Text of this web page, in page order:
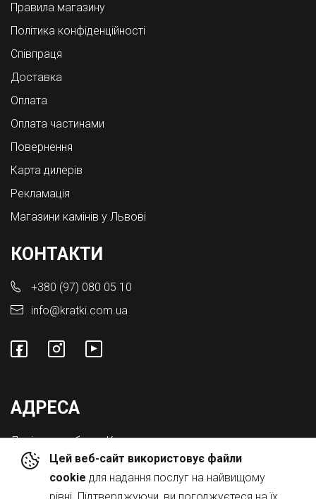
Цей веб-сайт використовує файли
cookie для надання послуг на найвищому
Правила магазину
Політика конфіденційності
Співпраця
Доставка
Оплата
Оплата частинами
Повернення
Карта дилерів
Рекламація
Магазини камінів у Львові
КОНТАКТИ
+380 (97) 080 05 10
info@kratki.com.ua
АДРЕСА
Львівська обл., с. Конопниця,
Вул. Городоцька 8а